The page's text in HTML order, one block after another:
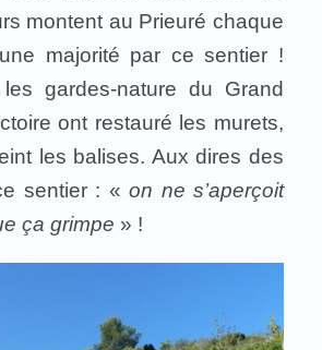
montent au Prieuré chaque
majorité par ce sentier !
gardes-nature du Grand
ont restauré les murets,
les balises. Aux dires des
sentier : « on ne s’aperçoit
ça grimpe » !